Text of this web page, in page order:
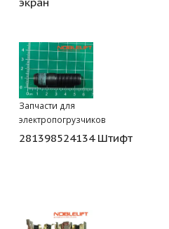
Запчасти для
электропогрузчиков
281398524134 Штифт